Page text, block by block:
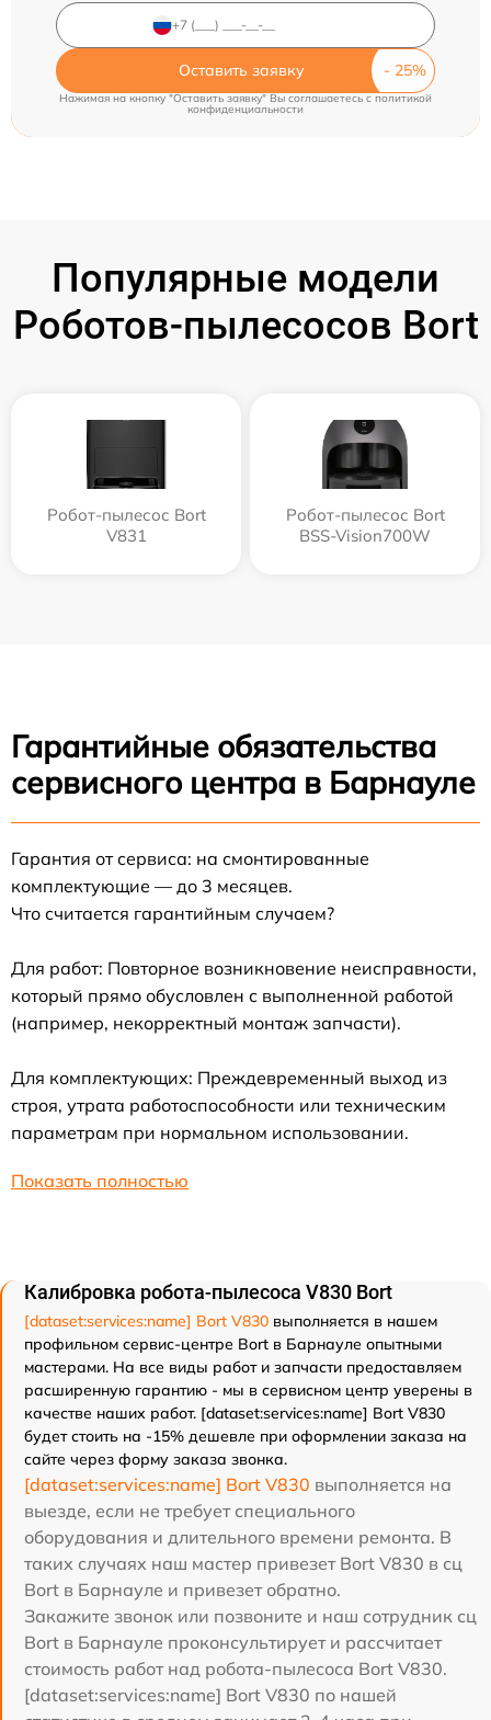
Оставить заявку
Нажимая на кнопку "Оставить заявку" Вы соглашаетесь cполитикой
конфиденциальности
Популярные модели
Роботов-пылесосов Bort
Робот-пылесос Bort
V831
Робот-пылесос Bort
BSS-Vision700W
Гарантийные обязательства
сервисного центра в Барнауле
Гарантия от сервиса: на смонтированные
комплектующие — до 3 месяцев.
Что считается гарантийным случаем?
Для работ: Повторное возникновение неисправности,
который прямо обусловлен с выполненной работой
(например, некорректный монтаж запчасти).
Для комплектующих: Преждевременный выход из
строя, утрата работоспособности или техническим
параметрам при нормальном использовании.
Показать полностью
Калибровка робота-пылесоса V830 Bort
[dataset:services:name] Bort V830 выполняется в нашем
профильном сервис-центре Bort в Барнауле опытными
мастерами. На все виды работ и запчасти предоставляем
расширенную гарантию - мы в сервисном центр уверены в
качестве наших работ. [dataset:services:name] Bort V830
будет стоить на -15% дешевле при оформлении заказа на
сайте через форму заказа звонка.
[dataset:services:name] Bort V830 выполняется на
выезде, если не требует специального
оборудования и длительного времени ремонта. В
таких случаях наш мастер привезет Bort V830 в сц
Bort в Барнауле и привезет обратно.
Закажите звонок или позвоните и наш сотрудник сц
Bort в Барнауле проконсультирует и рассчитает
стоимость работ над робота-пылесоса Bort V830.
[dataset:services:name] Bort V830 по нашей